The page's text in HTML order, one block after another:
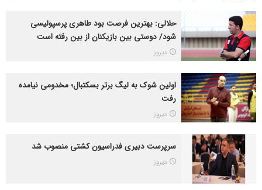
حلالی: بهترین فرصت بود طاهری پرسپولیسی
شود/ دوستی بین بازیکنان از بین رفته است
دیروز
اولین شوک به لیگ برتر بسکتبال؛ مخدومی نیامده
رفت
دیروز
سرپرست دبیری فدراسیون کشتی منصوب شد
دیروز